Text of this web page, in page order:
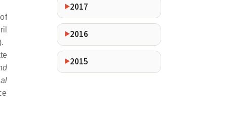
2017
2016
2015